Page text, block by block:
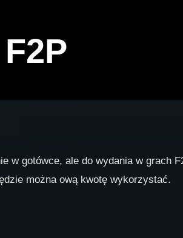
w gotówce, ale do wydania w grach
można ową kwotę wykorzystać.